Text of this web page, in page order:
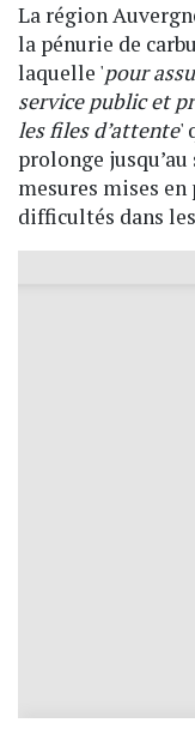
La région
la pénurie de
laquelle 'pour
service public et
les files d’attente'
prolonge
mesures mises
difficultés dans